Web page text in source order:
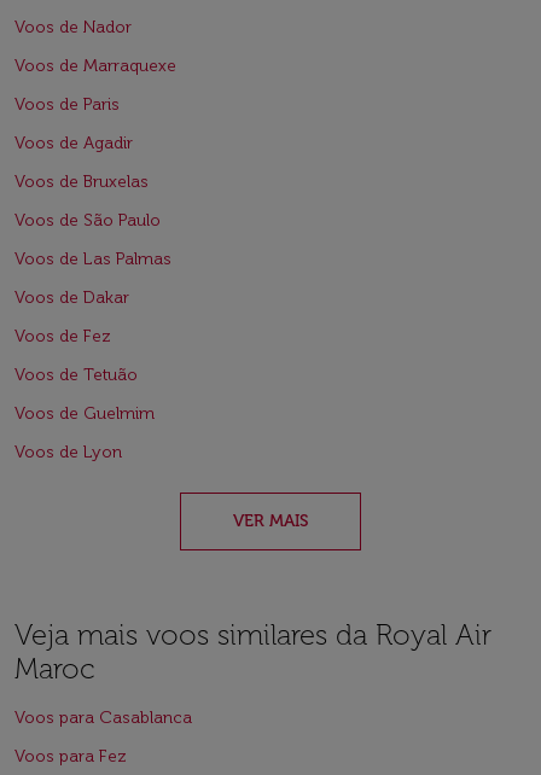
Voos de Nador
Voos de Marraquexe
Voos de Paris
Voos de Agadir
Voos de Bruxelas
Voos de São Paulo
Voos de Las Palmas
Voos de Dakar
Voos de Fez
Voos de Tetuão
Voos de Guelmim
Voos de Lyon
VER MAIS
Veja mais voos similares da Royal Air
Maroc
Voos para Casablanca
Voos para Fez